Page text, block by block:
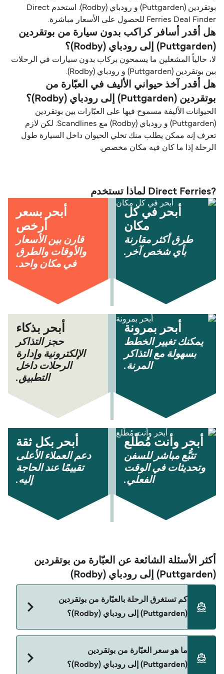
بوتقردين (Puttgarden) و رودباي (Rodby). استخدم Direct
Ferries Deal Finder للحصول على الأسعار مباشرة.
هل أقدر أسافر كراكب بدون سيارة من بوتقردين
(Puttgarden) إلى رودباي (Rodby)؟
لا، حالياً المشغلين ما يسمحون بركاب بدون سيارات في الرحلات
بين بوتقردين (Puttgarden) و رودباي (Rodby).
هل أقدر آخذ حيواني الأليف في العبّارة من
بوتقردين (Puttgarden) إلى رودباي (Rodby)؟
الحيوانات الأليفة مسموح فيها على العبّارات بين بوتقردين
(Puttgarden) و رودباي (Rodby) مع Scandlines. لكن لازم
تعرف إنه ممكن يطلب منك تخلي الحيوان داخل السيارة طول
الرحلة إذا ما كان فيه مكان مخصص.
?Direct Ferries لماذا تستخدم
أبحر في كل
مكان
طرق أكثر مقارنة
بأي شخص آخر.
أبحر بسعر
أرخص
قارن بين الأسعار
والأوقات والطرق
في مكان واحد.
أبحر بمرونة
يمكنك تغيير الخطط
بسهولة مع التذاكر
المرنة.
أبحر بذكاء
حجز التذاكر
الإلكترونية وإدارة
الرحلات داخل
التطبيق.
أبحر وأنت مُطّلع
تتبُّع مباشر للسفن
وتحديثات في الوقت
الفعلي.
أبحر بكل ثقة
دعم العملاء الأعلى
تقييمًا عند الحاجة
إليه.
أكثر الأسئلة الشائعة عن العبّارة من بوتقردين
(Puttgarden) إلى رودباي (Rodby)
كم تستغرق الرحلة بالعبّارة من بوتقردين
(Puttgarden) إلى رودباي (Rodby)؟
رودباي (Rodby) تقريباً 45 دقائق. مدة الإبحار ممكن
تختلف حسب الموسم والشركة، لذلك ننصحك بمراجعة
ما هو سعر العبّارة من بوتقردين
(Puttgarden) إلى رودباي (Rodby)؟